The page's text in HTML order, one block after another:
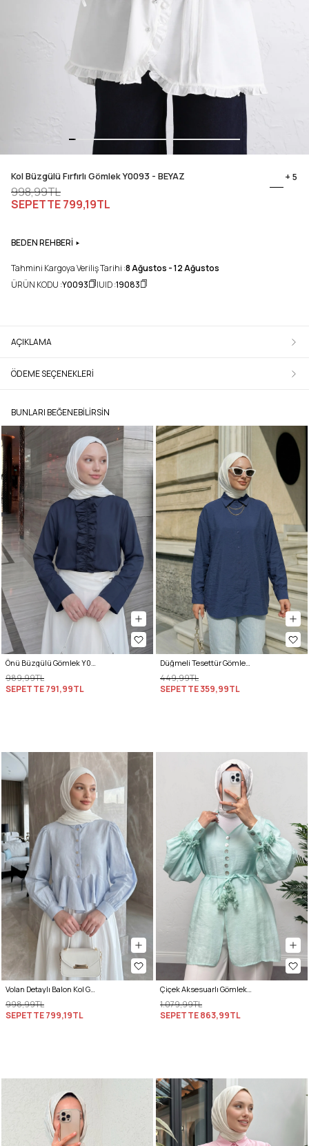
Kol Büzgülü Fırfırlı Gömlek Y0093 - BEYAZ + 5
998,99TL
SEPETTE799,19TL
BEDEN REHBERİ
Tahmini Kargoya Veriliş Tarihi :8 Ağustos - 12 Ağustos
ÜRÜN KODU :Y0093 UID :19083
AÇIKLAMA
ÖDEME SEÇENEKLERI
BUNLARI BEĞENEBILIRSIN
Önü Büzgülü Gömlek Y0125 - LACİVERT
989,99TL
SEPETTE791,99TL
Düğmeli Tesettür Gömlek 612137 - LACİVERT
449,99TL
SEPETTE359,99TL
Volan Detaylı Balon Kol Gömlek Y0095 - BEBE MAVİSİ
998,99TL
SEPETTE799,19TL
Çiçek Aksesuarlı Gömlek 0064 - MİNT YEŞİLİ
1.079,99TL
SEPETTE863,99TL